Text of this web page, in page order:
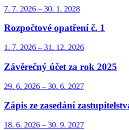
7. 7. 2026 – 30. 1. 2028
Rozpočtové opatření č. 1
1. 7. 2026 – 31. 12. 2026
Závěrečný účet za rok 2025
29. 6. 2026 – 30. 6. 2027
Zápis ze zasedání
18. 6. 2026 – 30. 9. 2027